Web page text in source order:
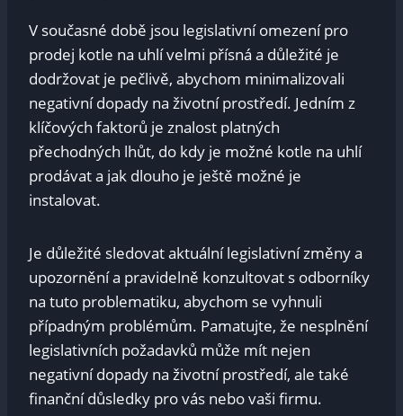
V současné době jsou⁤ legislativní⁤ omezení⁣ pro
⁢prodej kotle na uhlí velmi přísná a ‍důležité je
dodržovat je pečlivě, abychom minimalizovali
negativní​ dopady ‍na ⁢životní prostředí. Jedním z
‍klíčových faktorů je znalost platných
přechodných lhůt, do​ kdy je možné kotle na uhlí‍
prodávat ⁤a ​jak dlouho je ‌ještě možné ⁣je
⁣instalovat.
Je ⁢důležité sledovat aktuální legislativní změny a
upozornění a pravidelně konzultovat s odborníky
na ​tuto problematiku, abychom se vyhnuli⁣
případným problémům. Pamatujte, že nesplnění
legislativních požadavků může ⁤mít ​nejen
‌negativní dopady na životní⁤ prostředí, ale ⁢také
finanční důsledky ⁣pro vás⁤ nebo vaši firmu.